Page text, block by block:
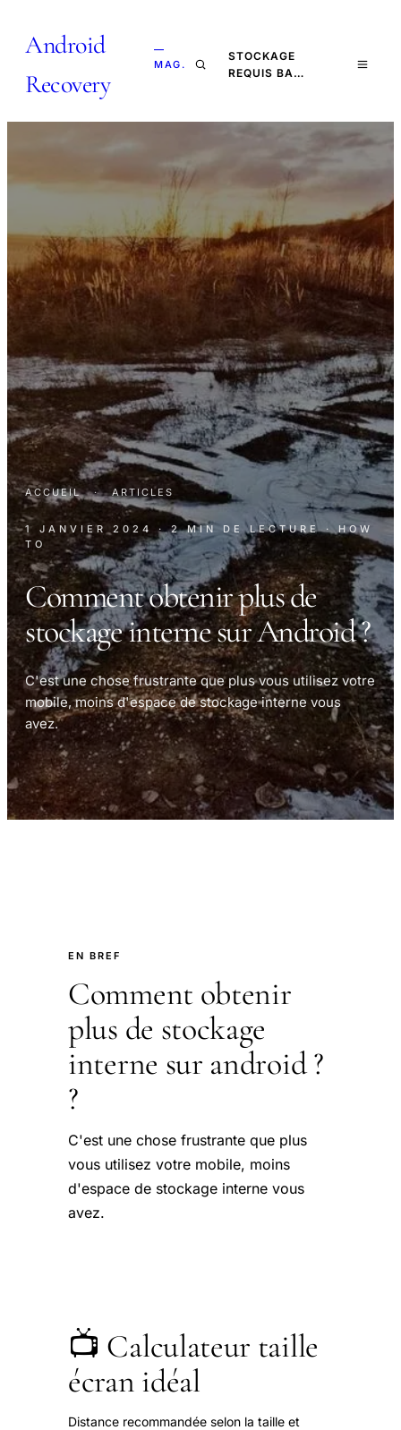
Android
Recovery
—
MAG.
STOCKAGE
REQUIS BA…
ACCUEIL · ARTICLES
1 JANVIER 2024 · 2 MIN DE LECTURE · HOW
TO
Comment obtenir plus de
stockage interne sur Android ?
C'est une chose frustrante que plus vous utilisez votre
mobile, moins d'espace de stockage interne vous
avez.
EN BREF
Comment obtenir
plus de stockage
interne sur android ?
?
C'est une chose frustrante que plus
vous utilisez votre mobile, moins
d'espace de stockage interne vous
avez.
📺 Calculateur taille
écran idéal
Distance recommandée selon la taille et